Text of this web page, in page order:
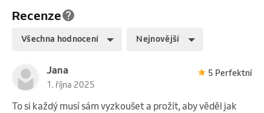
Recenze
Všechna hodnocení Nejnovější
Jana
1. října 2025
5 Perfektní
To si každý musí sám vyzkoušet a prožít, aby věděl jak